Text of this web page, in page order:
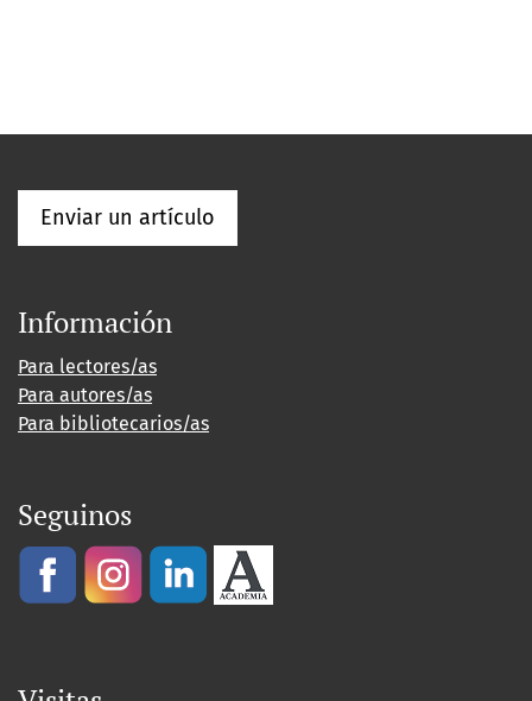
Enviar un artículo
Información
Para lectores/as
Para autores/as
Para bibliotecarios/as
Seguinos